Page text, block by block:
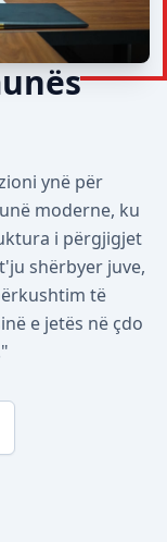
ynë për
moderne, ku
i përgjigjet
shërbyer juve,
të
e jetës në çdo